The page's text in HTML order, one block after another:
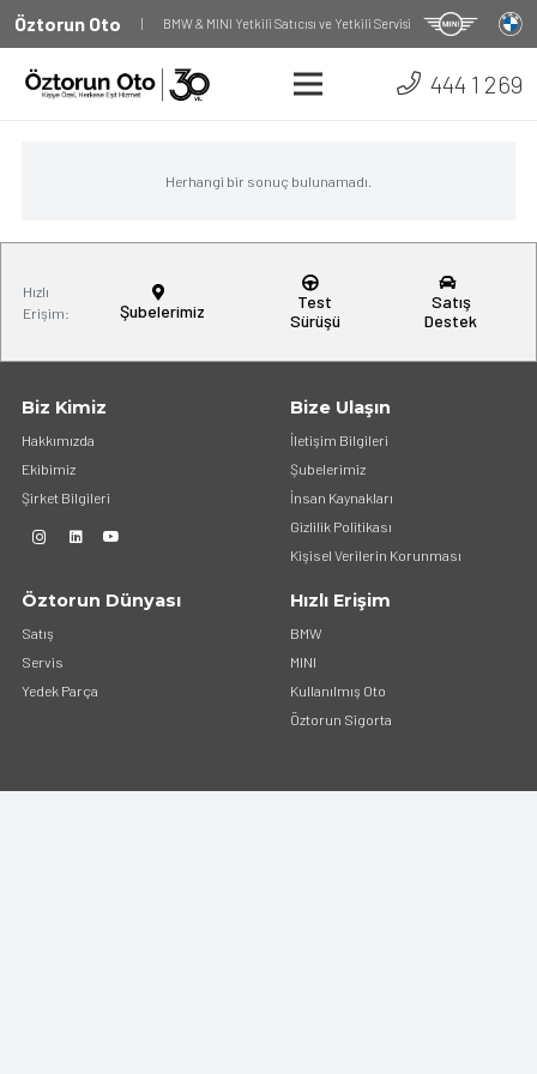
Öztorun Oto | BMW & MINI Yetkili Satıcısı ve Yetkili Servisi
444 1 269
Herhangi bir sonuç bulunamadı.
Hızlı
Erişim:
Şubelerimiz
Test
Sürüşü
Satış
Destek
Biz Kimiz
Hakkımızda
Ekibimiz
Şirket Bilgileri
Bize Ulaşın
İletişim Bilgileri
Şubelerimiz
İnsan Kaynakları
Gizlilik Politikası
Kişisel Verilerin Korunması
Öztorun Dünyası
Satış
Servis
Yedek Parça
Hızlı Erişim
BMW
MINI
Kullanılmış Oto
Öztorun Sigorta